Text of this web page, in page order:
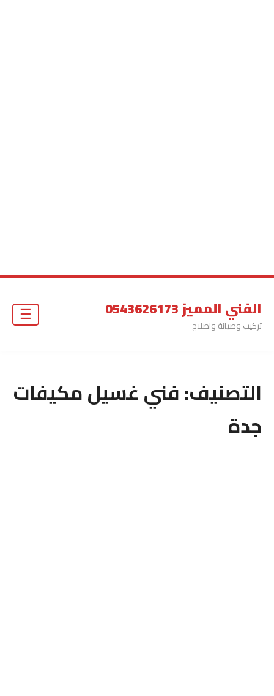
الفني المميز 0543626173
تركيب وصيانة واصلاح
التصنيف:فني غسيل مكيفات
جدة